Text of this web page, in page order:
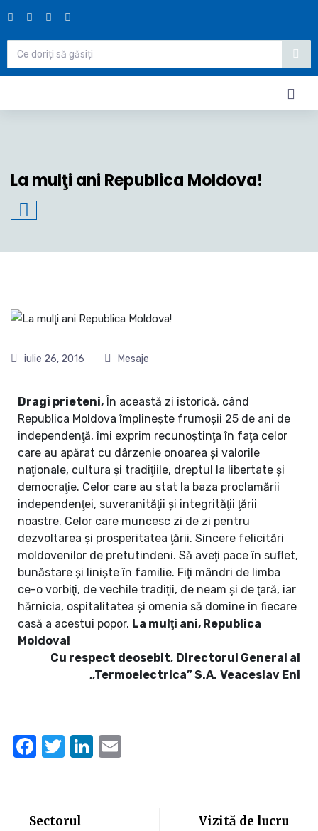
La mulţi ani Republica Moldova!
iulie 26, 2016 Mesaje
Dragi prieteni, În această zi istorică, când
Republica Moldova împlineşte frumoşii 25 de ani de
independenţă, îmi exprim recunoştinţa în faţa celor
care au apărat cu dârzenie onoarea şi valorile
naţionale, cultura şi tradiţiile, dreptul la libertate şi
democraţie. Celor care au stat la baza proclamării
independenţei, suveranităţii şi integrităţii ţării
noastre. Celor care muncesc zi de zi pentru
dezvoltarea şi prosperitatea ţării. Sincere felicitări
moldovenilor de pretutindeni. Să aveţi pace în suflet,
bunăstare şi linişte în familie. Fiţi mândri de limba
ce-o vorbiţi, de vechile tradiţii, de neam şi de ţară, iar
hărnicia, ospitalitatea şi omenia să domine în fiecare
casă a acestui popor. La mulţi ani, Republica
Moldova!
Cu respect deosebit, Directorul General al
,,Termoelectrica” S.A. Veaceslav Eni
Facebook
TwitterLinkedIn
Sectorul
Vizită de lucru